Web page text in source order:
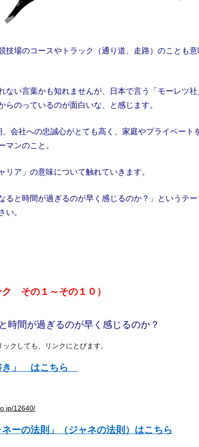
技場のコースやトラック（通り道、走路）のことも
ない言葉かも知れませんが、日本で言う「モーレツ
らのっているのが面白いな、と感じます。
、会社への忠誠心がとても高く、家庭やプライベート
マンのこと。
リア」の意味について触れていきます。
ると時間が過ぎるのが早く感じるのか？」というテ
い。
ク その１～その１０）
時間が過ぎるのが早く感じるのか？
クしても、リンクにとびます。
き」 はこちら
12640/
ネーの法則」（ジャネの法則）はこちら